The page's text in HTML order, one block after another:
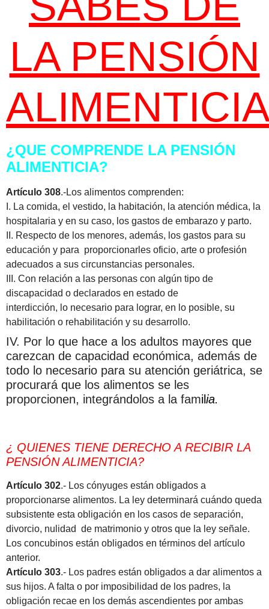
LA PENSIÓN
¿QUE COMPRENDE LA PENSIÓN
ALIMENTICIA?
Artículo 308.-Los alimentos comprenden:
I. La comida, el vestido, la habitación, la atención médica, la
hospitalaria y en su caso, los gastos de embarazo y parto.
II. Respecto de los menores, además, los gastos para su
educación y para proporcionarles oficio, arte o profesión
adecuados a sus circunstancias personales.
III. Con relación a las personas con algún tipo de
discapacidad o declarados en estado de
interdicción, lo necesario para lograr, en lo posible, su
habilitación o rehabilitación y su desarrollo.
IV. Por lo que hace a los adultos mayores que
carezcan de capacidad económica, además de
todo lo necesario para su atención geriátrica, se
procurará que los alimentos se les
proporcionen, integrándolos a la familia.
¿ QUIENES TIENE DERECHO A RECIBIR LA
PENSIÓN ALIMENTICIA?
Artículo 302.- Los cónyuges están obligados a
proporcionarse alimentos. La ley determinará cuándo queda
subsistente esta obligación en los casos de separación,
divorcio, nulidad de matrimonio y otros que la ley señale.
Los concubinos están obligados en términos del artículo
anterior.
Artículo 303.- Los padres están obligados a dar alimentos a
sus hijos. A falta o por imposibilidad de los padres, la
obligación recae en los demás ascendientes por ambas